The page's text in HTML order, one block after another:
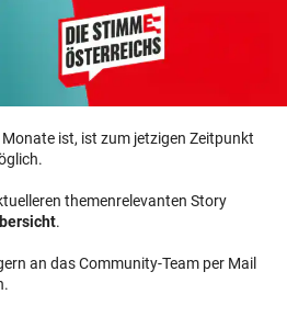
ist, ist zum jetzigen Zeitpunkt
themenrelevanten Story
.
an das Community-Team per Mail